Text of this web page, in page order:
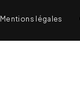
Mentions légales